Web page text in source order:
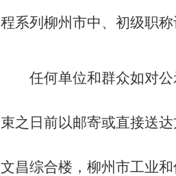
程系列柳州市中、初级职
任何单位和群众如对
束之日前以邮寄或直接送
文昌综合楼，柳州市工业